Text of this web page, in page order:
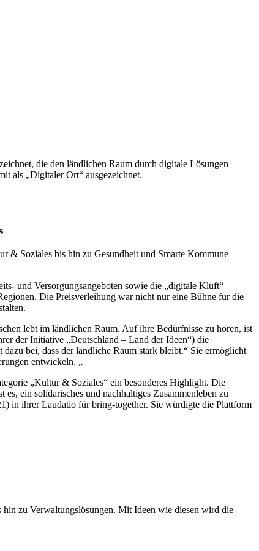
die den ländlichen Raum durch digitale Lösungen
als „Digitaler Ort“ ausgezeichnet.
& Soziales bis hin zu Gesundheit und Smarte Kommune –
und Versorgungsangeboten sowie die „digitale Kluft“
Die Preisverleihung war nicht nur eine Bühne für die
lebt im ländlichen Raum. Auf ihre Bedürfnisse zu hören, ist
der Initiative „Deutschland – Land der Ideen“) die
bei, dass der ländliche Raum stark bleibt.“ Sie ermöglicht
entwickeln. „
„Kultur & Soziales“ ein besonderes Highlight. Die
ein solidarisches und nachhaltiges Zusammenleben zu
in ihrer Laudatio für bring-together. Sie würdigte die Plattform
zu Verwaltungslösungen. Mit Ideen wie diesen wird die